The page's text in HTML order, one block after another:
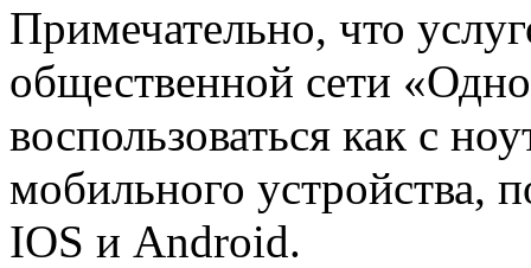
Примечательно, что
общественной сети
воспользоваться как с
мобильного устройства,
IOS и Android.